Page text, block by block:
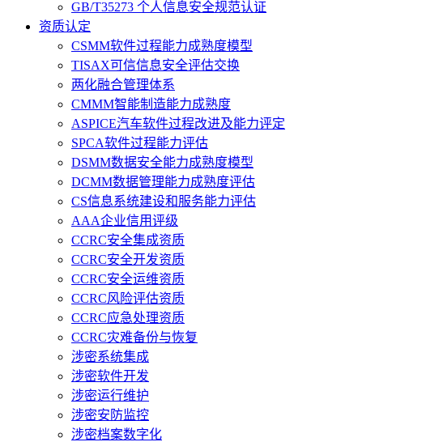
GB/T35273 个人信息安全规范认证
资质认定
CSMM软件过程能力成熟度模型
TISAX可信信息安全评估交换
两化融合管理体系
CMMM智能制造能力成熟度
ASPICE汽车软件过程改进及能力评定
SPCA软件过程能力评估
DSMM数据安全能力成熟度模型
DCMM数据管理能力成熟度评估
CS信息系统建设和服务能力评估
AAA企业信用评级
CCRC安全集成资质
CCRC安全开发资质
CCRC安全运维资质
CCRC风险评估资质
CCRC应急处理资质
CCRC灾难备份与恢复
涉密系统集成
涉密软件开发
涉密运行维护
涉密安防监控
涉密档案数字化